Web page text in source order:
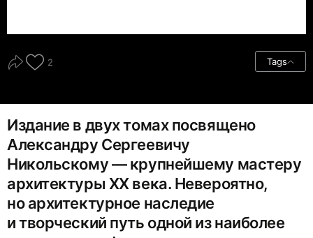
2 Tags
Издание в двух томах посвящено
Александру Сергеевичу
Никольскому — крупнейшему мастеру
архитектуры ХХ века. Невероятно,
но архитектурное наследие
и творческий путь одной из наиболее